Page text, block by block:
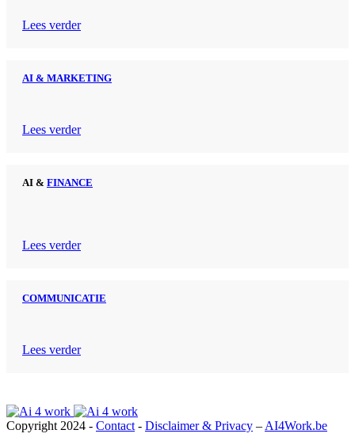
Lees verder
AI & MARKETING
Lees verder
AI & FINANCE
Lees verder
COMMUNICATIE
Lees verder
Copyright 2024 - Contact - Disclaimer & Privacy – AI4Work.be